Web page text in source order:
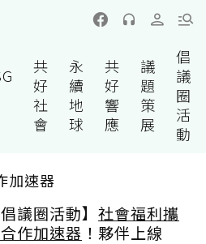
共
好
社
會
永
續
地
球
共
好
響
應
議
題
策
展
倡
議
圈
活
動
加速器
倡議圈活動】 社會福利攜
作加速器 ！夥伴上線